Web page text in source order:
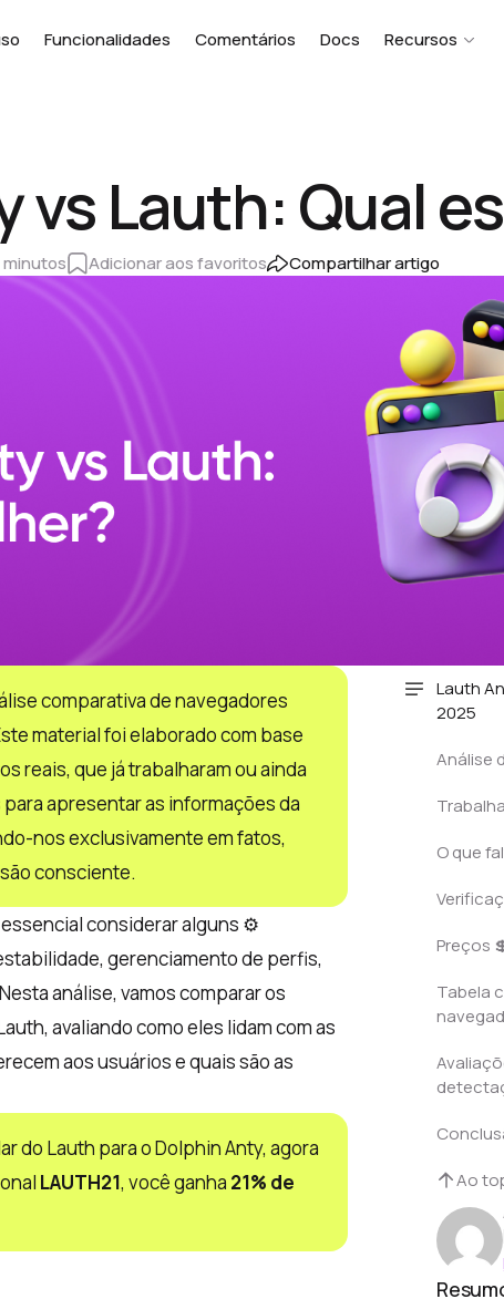
Funcionalidades Comentários Docs Recursos
vs Lauth: Qual
minutos Adicionar aos favoritos Compartilhar artigo
comparativa de navegadores
material foi elaborado com base
reais, que já trabalharam ou ainda
apresentar as informações da
nos exclusivamente em fatos,
consciente.
considerar alguns ⚙️
gerenciamento de perfis,
análise, vamos comparar os
avaliando como eles lidam com as
aos usuários e quais são as
do Lauth para o Dolphin Anty, agora
LAUTH21, você ganha 21% de
Lauth
2025
Análise
O que
Preços
Tabela
Ao